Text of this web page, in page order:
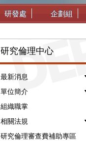
研發處 企劃組
研究倫理中心
最新消息
單位簡介
組織職掌
相關法規
研究倫理審查費補助專區